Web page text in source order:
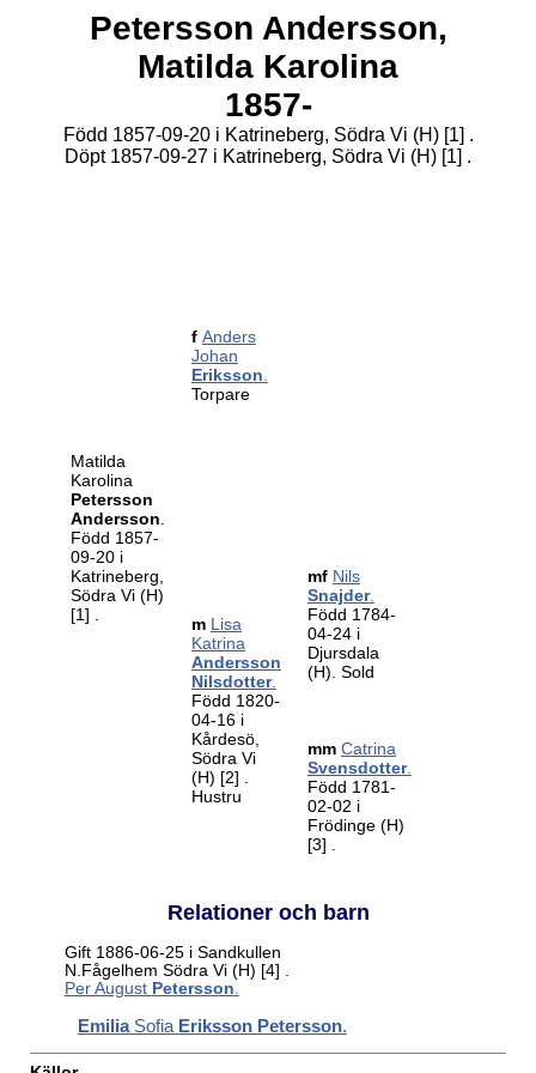
Petersson Andersson,
Matilda Karolina
1857-
Född 1857-09-20 i Katrineberg, Södra Vi (H) [1] .
Döpt 1857-09-27 i Katrineberg, Södra Vi (H) [1] .
Matilda
Karolina
Petersson
Andersson
Född 1857-
09-20 i
Katrineberg,
Södra Vi (H)
[1]
f Anders
Johan
Eriksson
Torpare
m Lisa
Katrina
Andersson
Nilsdotter.
Född 1820-
04-16 i
Kårdesö,
Södra Vi
(H) [2]
Hustru
mf Nils
Snajder.
Född 1784-
04-24 i
Djursdala
(H). Sold
mm Catrina
Svensdotter.
Född 1781-
02-02 i
Frödinge (H)
[3]
Relationer och barn
Gift 1886-06-25 i Sandkullen
N.Fågelhem Södra Vi (H) [4] .
Per August Petersson.
EmiliaSofia Eriksson Petersson.